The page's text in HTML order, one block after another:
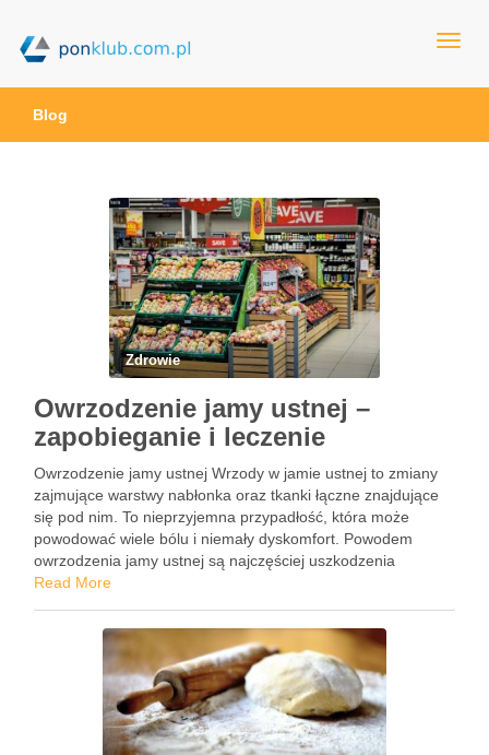
ponklub.com.pl
Blog
Zdrowie
Owrzodzenie jamy ustnej –
zapobieganie i leczenie
Owrzodzenie jamy ustnej Wrzody w jamie ustnej to zmiany
zajmujące warstwy nabłonka oraz tkanki łączne znajdujące
się pod nim. To nieprzyjemna przypadłość, która może
powodować wiele bólu i niemały dyskomfort. Powodem
owrzodzenia jamy ustnej są najczęściej uszkodzenia
mechaniczne, a także nieprawidłowości związane z higieną
Read More